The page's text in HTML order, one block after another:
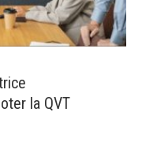
la QVT